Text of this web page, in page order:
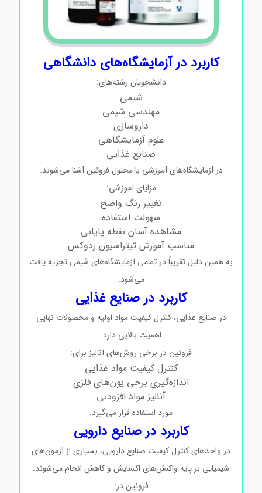
کاربرد در آزمایشگاه‌های دانشگاهی
دانشجویان رشته‌های:
شیمی
مهندسی شیمی
داروسازی
علوم آزمایشگاهی
صنایع غذایی
در آزمایشگاه‌های آموزشی با محلول فروئین آشنا می‌شوند.
مزایای آموزشی:
تغییر رنگ واضح
سهولت استفاده
مشاهده آسان نقطه پایانی
مناسب آموزش تیتراسیون ردوکس
به همین دلیل تقریباً در تمامی آزمایشگاه‌های شیمی تجزیه یافت
می‌شود.
کاربرد در صنایع غذایی
در صنایع غذایی، کنترل کیفیت مواد اولیه و محصولات نهایی
اهمیت بالایی دارد.
فروئین در برخی روش‌های آنالیز برای:
کنترل کیفیت مواد غذایی
اندازه‌گیری برخی یون‌های فلزی
آنالیز مواد افزودنی
مورد استفاده قرار می‌گیرد.
کاربرد در صنایع دارویی
در واحدهای کنترل کیفیت صنایع دارویی، بسیاری از آزمون‌های
شیمیایی بر پایه واکنش‌های اکسایش و کاهش انجام می‌شوند.
فروئین در: